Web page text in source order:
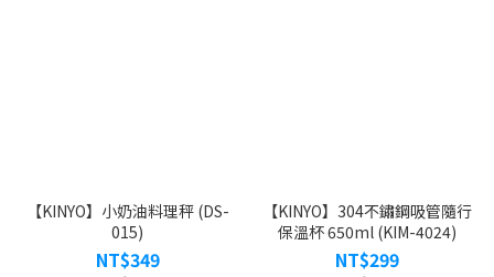
【KINYO】小奶油料理秤 (DS-
015)
NT$349
【KINYO】304不鏽鋼吸管隨行
保溫杯 650ml (KIM-4024)
NT$299